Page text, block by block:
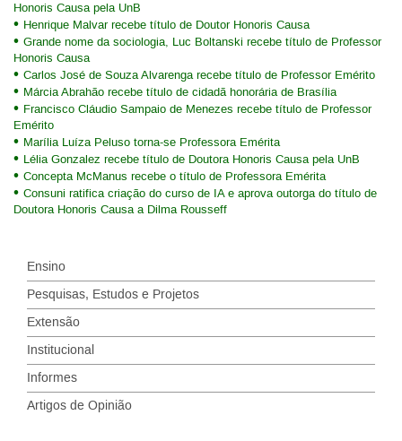
Honoris Causa pela UnB
Henrique Malvar recebe título de Doutor Honoris Causa
Grande nome da sociologia, Luc Boltanski recebe título de Professor
Honoris Causa
Carlos José de Souza Alvarenga recebe título de Professor Emérito
Márcia Abrahão recebe título de cidadã honorária de Brasília
Francisco Cláudio Sampaio de Menezes recebe título de Professor
Emérito
Marília Luíza Peluso torna-se Professora Emérita
Lélia Gonzalez recebe título de Doutora Honoris Causa pela UnB
Concepta McManus recebe o título de Professora Emérita
Consuni ratifica criação do curso de IA e aprova outorga do título de
Doutora Honoris Causa a Dilma Rousseff
Ensino
Pesquisas, Estudos e Projetos
Extensão
Institucional
Informes
Artigos de Opinião